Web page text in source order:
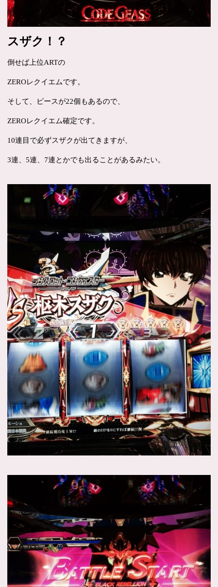
スザク！？
倒せば上位ARTの
ZEROレクイエムです。
そして、ピースが22個もあるので、
ZEROレクイエム確定です。
10連目で必ずスザクが出てきますが、
3連、5連、7連とかでも出ることがあるみたい。